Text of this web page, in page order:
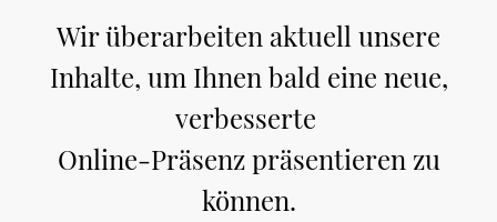
Wir überarbeiten aktuell unsere
Inhalte, um Ihnen bald eine neue,
verbesserte
Online-Präsenz präsentieren zu
können.